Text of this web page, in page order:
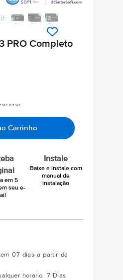
PRO Completo
07 dias a partir da
horario. 7 Dias
Carrinho
em 5
seu e-
Instale
Baixe e instale com
manual de
instalação